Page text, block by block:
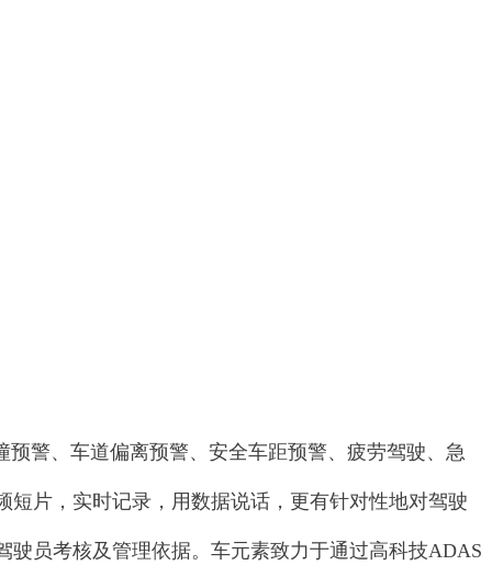
警、车道偏离预警、安全车距预警、疲劳驾驶、急
片，实时记录，用数据说话，更有针对性地对驾驶
员考核及管理依据。车元素致力于通过高科技ADAS